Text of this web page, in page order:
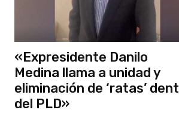
«Expresidente Danilo
Medina llama a unidad y
eliminación de ‘ratas’
del PLD»